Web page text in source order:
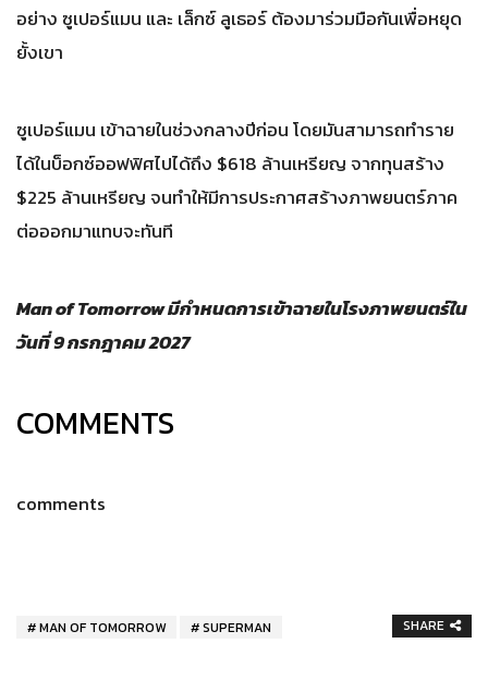
อย่าง ซูเปอร์แมน และ เล็กซ์ ลูเธอร์ ต้องมาร่วมมือกันเพื่อหยุด
ยั้งเขา
ซูเปอร์แมน เข้าฉายในช่วงกลางปีก่อน โดยมันสามารถทำราย
ได้ในบ็อกซ์ออฟฟิศไปได้ถึง $618 ล้านเหรียญ จากทุนสร้าง
$225 ล้านเหรียญ จนทำให้มีการประกาศสร้างภาพยนตร์ภาค
ต่อออกมาแทบจะทันที
Man of Tomorrow มีกำหนดการเข้าฉายในโรงภาพยนตร์ใน
วันที่ 9 กรกฎาคม 2027
COMMENTS
comments
MAN OF TOMORROW SUPERMAN SHARE